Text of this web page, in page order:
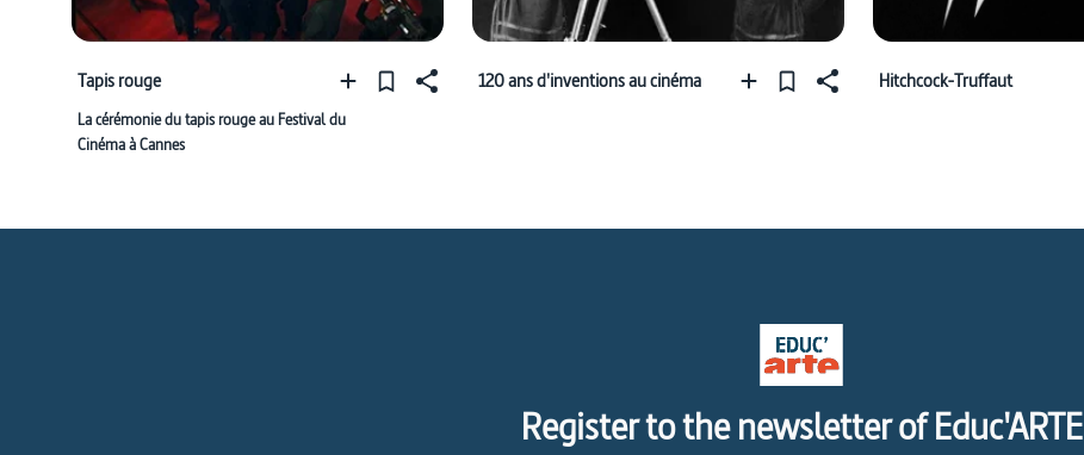
Tapis rouge
La cérémonie du tapis rouge au Festival du
Cinéma à Cannes
120 ans d'inventions au cinéma Hitchcock-Truffaut
Register to the newsletter of Educ'ARTE